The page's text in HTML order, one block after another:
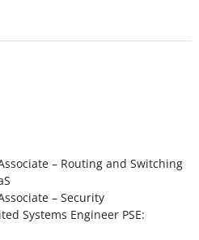
– Routing and Switching
– Security
Systems Engineer PSE: